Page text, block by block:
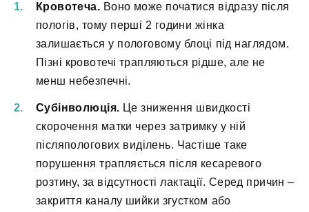
Кровотеча. Воно може початися відразу після
пологів, тому перші 2 години жінка
залишається у пологовому блоці під наглядом.
Пізні кровотечі трапляються рідше, але не
менш небезпечні.
Субінволюція. Це зниження швидкості
скорочення матки через затримку у ній
післяпологових виділень. Частіше таке
порушення трапляється після кесаревого
розтину, за відсутності лактації. Серед причин –
закриття каналу шийки згустком або